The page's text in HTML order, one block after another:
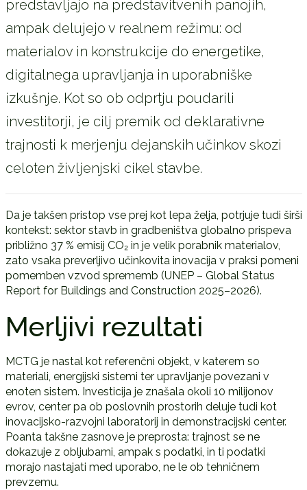
predstavljajo na predstavitvenih panojih,
ampak delujejo v realnem režimu: od
materialov in konstrukcije do energetike,
digitalnega upravljanja in uporabniške
izkušnje. Kot so ob odprtju poudarili
investitorji, je cilj premik od deklarativne
trajnosti k merjenju dejanskih učinkov skozi
celoten življenjski cikel stavbe.
Da je takšen pristop vse prej kot lepa želja, potrjuje tudi širši
kontekst: sektor stavb in gradbeništva globalno prispeva
približno 37 % emisij CO₂ in je velik porabnik materialov,
zato vsaka preverljivo učinkovita inovacija v praksi pomeni
pomemben vzvod sprememb (UNEP – Global Status
Report for Buildings and Construction 2025–2026).
Merljivi rezultati
MCTG je nastal kot referenčni objekt, v katerem so
materiali, energijski sistemi ter upravljanje povezani v
enoten sistem. Investicija je znašala okoli 10 milijonov
evrov, center pa ob poslovnih prostorih deluje tudi kot
inovacijsko-razvojni laboratorij in demonstracijski center.
Poanta takšne zasnove je preprosta: trajnost se ne
dokazuje z obljubami, ampak s podatki, in ti podatki
morajo nastajati med uporabo, ne le ob tehničnem
prevzemu.